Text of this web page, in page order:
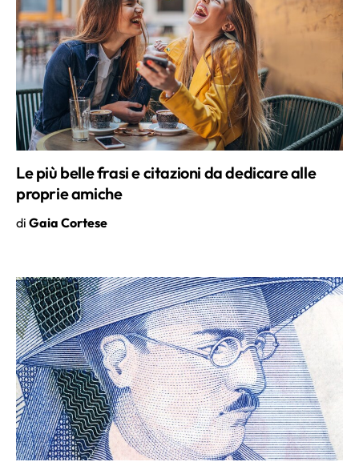
Le più belle frasi e citazioni da dedicare alle
proprie amiche
diGaia Cortese
Le più belle frasi e citazioni dell’enigmatico
poeta e scrittore Fernando Pessoa